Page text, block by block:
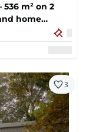
m² on 2
home
3